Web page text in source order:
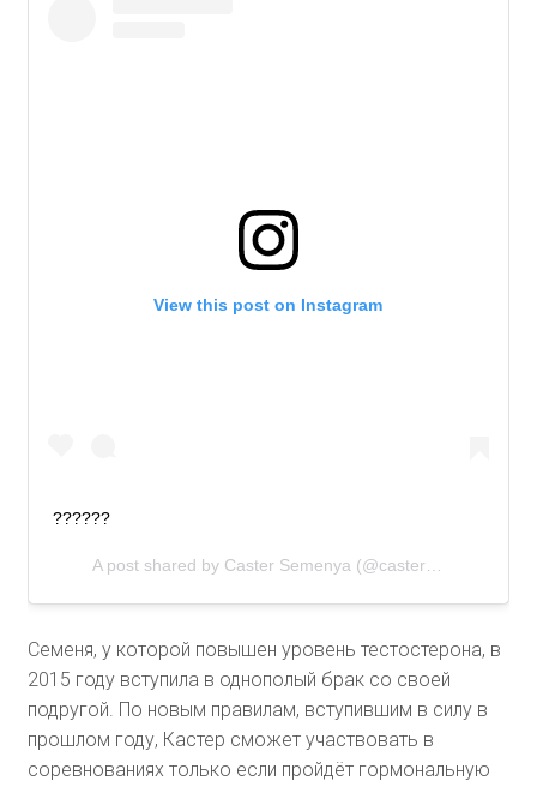
View this post on Instagram
??????
A post shared by Caster Semenya(@castersemenya800m) on
Семеня, у которой повышен уровень тестостерона, в
2015 году вступила в однополый брак со своей
подругой. По новым правилам, вступившим в силу в
прошлом году, Кастер сможет участвовать в
соревнованиях только если пройдёт гормональную